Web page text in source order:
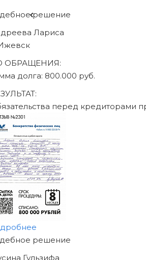
решение
Людмила
ОБРАЩЕНИЯ:
долга: 470.000 руб.
перед
ИЗБАВЛЯТЬСЯ
ДОЛГОВ